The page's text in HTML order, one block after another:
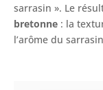
sarrasin ». Le
bretonne : la
l’arôme du